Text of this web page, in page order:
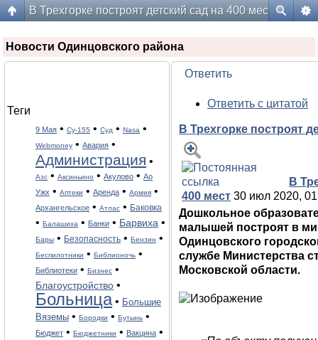
В Трехгорке построят детский сад на 400 мест
Форум жителей ЖК Да Винчи
Новости Одинцовского района
Теги
9 Мая • Cу-155 • Cуд • Nasa •
Webmoney • Авария •
Администрация •
Азс • Аксиньино • Акулово • Ао
Ужх • Аптеки • Аренда • Армия •
Архангельское • Атлас • Баковка
• Балашиха • Банки • Барвиха •
Бары • Безопасность • Бензин •
Беспилотники • Библионочь •
Библиотеки • Бизнес •
Благоустройство •
Больница• Большие
Вяземы • Бородки • Бутынь •
Бюджет • Бюджетники • Вакцина •
Ответить
Ответить с цитатой
В Трехгорке построят
В
400 мест 30 июл 2020,
Дошкольное
малышей построят в
Одинцовского
службе Министерства
Московской области.